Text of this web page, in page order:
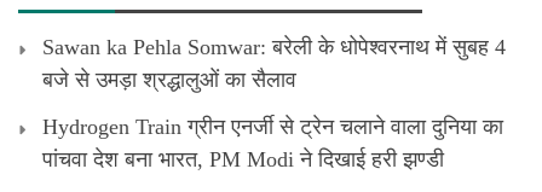
Sawan ka Pehla Somwar: बरेली के धोपेश्वरनाथ में सुबह 4
बजे से उमड़ा श्रद्धालुओं का सैलाव
Hydrogen Train ग्रीन एनर्जी से ट्रेन चलाने वाला दुनिया का
पांचवा देश बना भारत, PM Modi ने दिखाई हरी झण्डी